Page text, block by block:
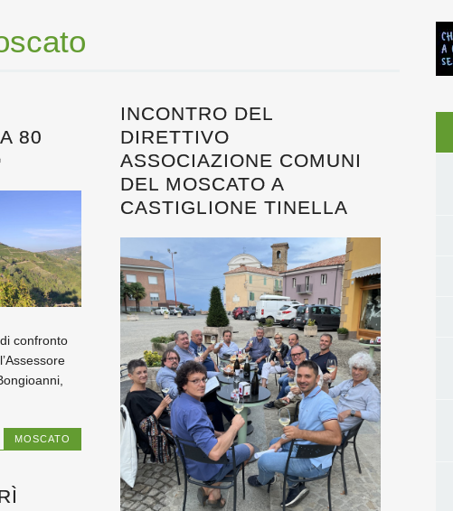
80
confronto
MOSCATO
INCONTRO DEL
DIRETTIVO
ASSOCIAZIONE COMUNI
DEL MOSCATO A
CASTIGLIONE TINELLA